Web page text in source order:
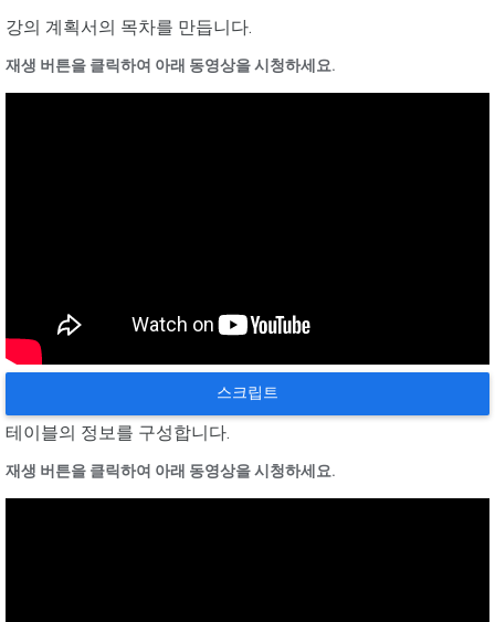
강의 계획서의 목차를 만듭니다.
재생 버튼을 클릭하여 아래 동영상을 시청하세요.
스크립트
테이블의 정보를 구성합니다.
재생 버튼을 클릭하여 아래 동영상을 시청하세요.